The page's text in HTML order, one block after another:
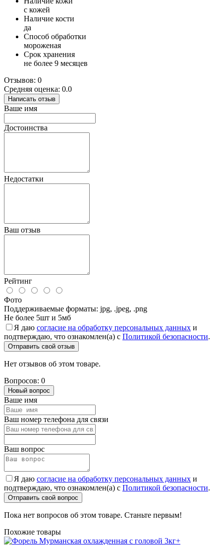
с кожей
Наличие кости
да
Способ обработки
мороженая
Срок хранения
не более 9 месяцев
Отзывов: 0
Средняя оценка: 0.0
Написать отзыв
Ваше имя
Достоинства
Недостатки
Ваш отзыв
Рейтинг
Фото
Поддерживаемые форматы: jpg, .jpeg, .png
Не более 5шт и 5мб
Я даю согласие на обработку персональных данных и
подтверждаю, что ознакомлен(а) с Политикой безопасности.
Отправить свой отзыв
Нет отзывов об этом товаре.
Вопросов: 0
Новый вопрос
Ваше имя
Ваш номер телефона для связи
Ваш вопрос
Я даю согласие на обработку персональных данных и
подтверждаю, что ознакомлен(а) с Политикой безопасности.
Отправить свой вопрос
Пока нет вопросов об этом товаре. Станьте первым!
Похожие товары